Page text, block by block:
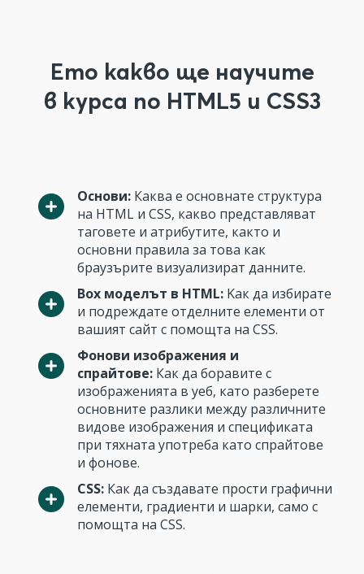
Ето какво ще научите
в курса по HTML5 и CSS3
Основи: Каква е основнате структура
на HTML и CSS, какво представляват
таговете и атрибутите, както и
основни правила за това как
браузърите визуализират данните.
Box моделът в HTML: Kак да избирате
и подреждате отделните елементи от
вашият сайт с помощта на CSS.
Фонови изображения и
спрайтове: Как да боравите с
изображенията в уеб, като разберете
основните разлики между различните
видове изображения и спецификата
при тяхната употреба като спрайтове
и фонове.
CSS: Как да създавате прости графични
елементи, градиенти и шарки, само с
помощта на CSS.